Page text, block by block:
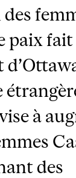
paix
à
des